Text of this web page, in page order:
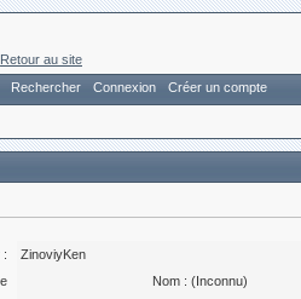
Retour au site
Rechercher Connexion Créer un compte
:
ZinoviyKen
Nom : (Inconnu)